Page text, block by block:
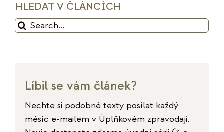
HLEDAT V ČLÁNCÍCH
Hledat:
Líbil se vám článek?
Nechte si podobné texty posílat každý
měsíc e-mailem v Úplňkovém zpravodaji.